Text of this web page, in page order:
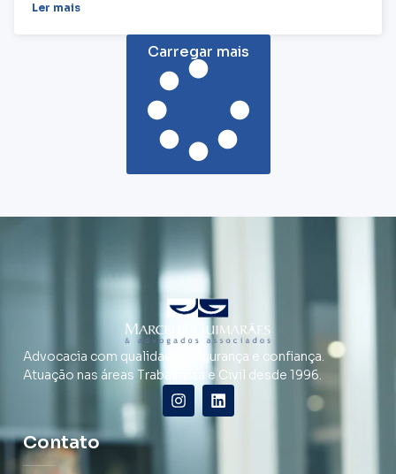
Ler mais
Carregar mais
Advocacia com qualidade, segurança e confiança.
Atuação nas áreas Trabalhista e Civil desde 1996.
Contato